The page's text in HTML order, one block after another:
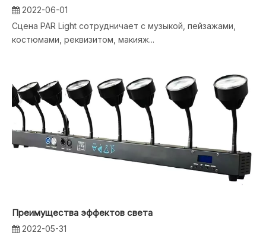
2022-06-01
Сцена PAR Light сотрудничает с музыкой, пейзажами,
костюмами, реквизитом, макияж...
Преимущества эффектов света
2022-05-31